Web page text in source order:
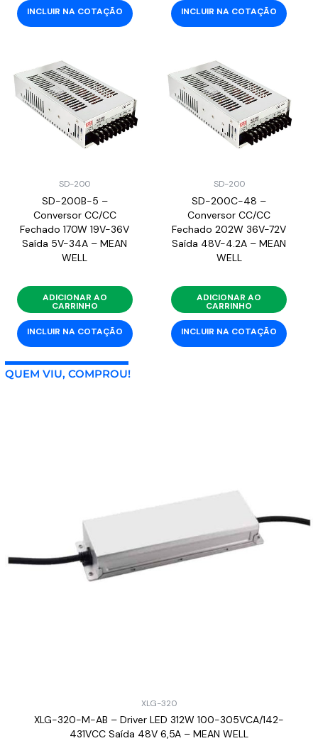
INCLUIR NA COTAÇÃO INCLUIR NA COTAÇÃO
SD-200
SD-200B-5 –
Conversor CC/CC
Fechado 170W 19V-36V
Saída 5V-34A – MEAN
WELL
ADICIONAR AO
CARRINHO
INCLUIR NA COTAÇÃO
SD-200
SD-200C-48 –
Conversor CC/CC
Fechado 202W 36V-72V
Saída 48V-4.2A – MEAN
WELL
ADICIONAR AO
CARRINHO
INCLUIR NA COTAÇÃO
QUEM VIU, COMPROU!
XLG-320
XLG-320-M-AB – Driver LED 312W 100-305VCA/142-
431VCC Saída 48V 6,5A – MEAN WELL